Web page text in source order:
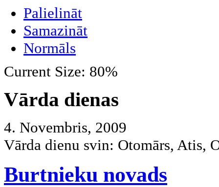
Palielināt
Samazināt
Normāls
Current Size: 80%
Vārda dienas
4. Novembris, 2009
Vārda dienu svin: Otomārs, Atis,
Burtnieku novads